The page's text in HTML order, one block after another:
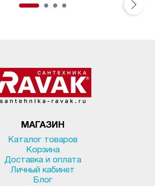
МАГАЗИН
Каталог товаров
Корзина
Доставка и оплата
Личный кабинет
Блог